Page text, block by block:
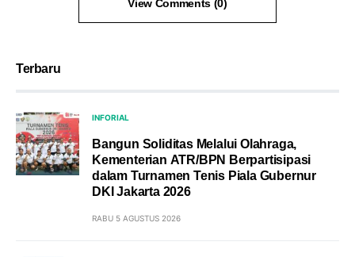
View Comments (0)
Terbaru
INFORIAL
Bangun Soliditas Melalui Olahraga,
Kementerian ATR/BPN Berpartisipasi
dalam Turnamen Tenis Piala Gubernur
DKI Jakarta 2026
RABU 5 AGUSTUS 2026